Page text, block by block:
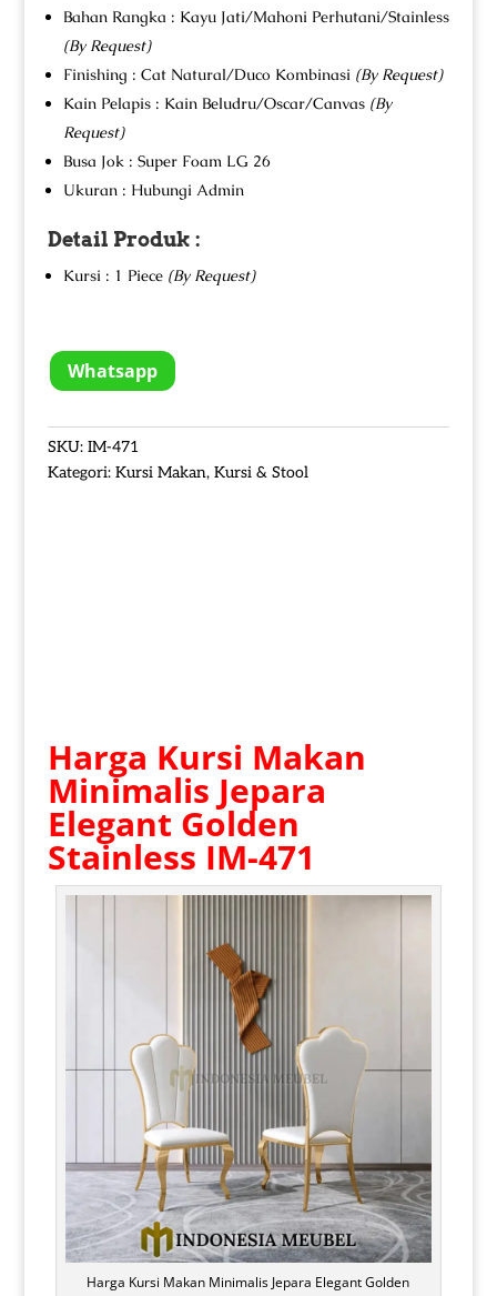
Bahan Rangka : Kayu Jati/Mahoni Perhutani/Stainless
(By Request)
Finishing : Cat Natural/Duco Kombinasi (By Request)
Kain Pelapis : Kain Beludru/Oscar/Canvas (By
Request)
Busa Jok : Super Foam LG 26
Ukuran : Hubungi Admin
Detail Produk :
Kursi : 1 Piece (By Request)
Whatsapp
SKU: IM-471
Kategori: Kursi Makan, Kursi & Stool
Harga Kursi Makan
Minimalis Jepara
Elegant Golden
Stainless IM-471
Harga Kursi Makan Minimalis Jepara Elegant Golden